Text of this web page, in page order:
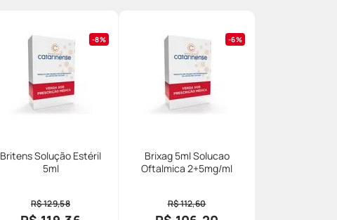
8%
Britens Solução Estéril
5ml
R$ 129,58
6%
Brixag 5ml Solucao
Oftalmica 2+5mg/ml
R$ 112,60